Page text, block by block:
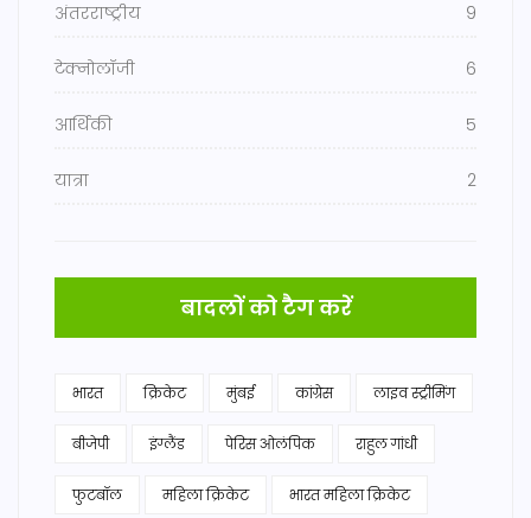
अंतरराष्ट्रीय 9
टेक्नोलॉजी 6
आर्थिकी 5
यात्रा 2
बादलों को टैग करें
भारत क्रिकेट मुंबई कांग्रेस लाइव स्ट्रीमिंग
बीजेपी इंग्लैंड पेरिस ओलंपिक राहुल गांधी
फुटबॉल महिला क्रिकेट भारत महिला क्रिकेट